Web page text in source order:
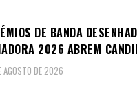
DE BANDA
2026 ABREM
AGOSTO DE 2026